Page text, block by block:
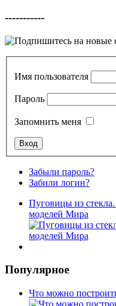
-----------
Имя пользователя
Пароль
Запомнить меня
Забыли пароль?
Забили логин?
Пуговицы из
моделей Мира
Популярное
Что можно